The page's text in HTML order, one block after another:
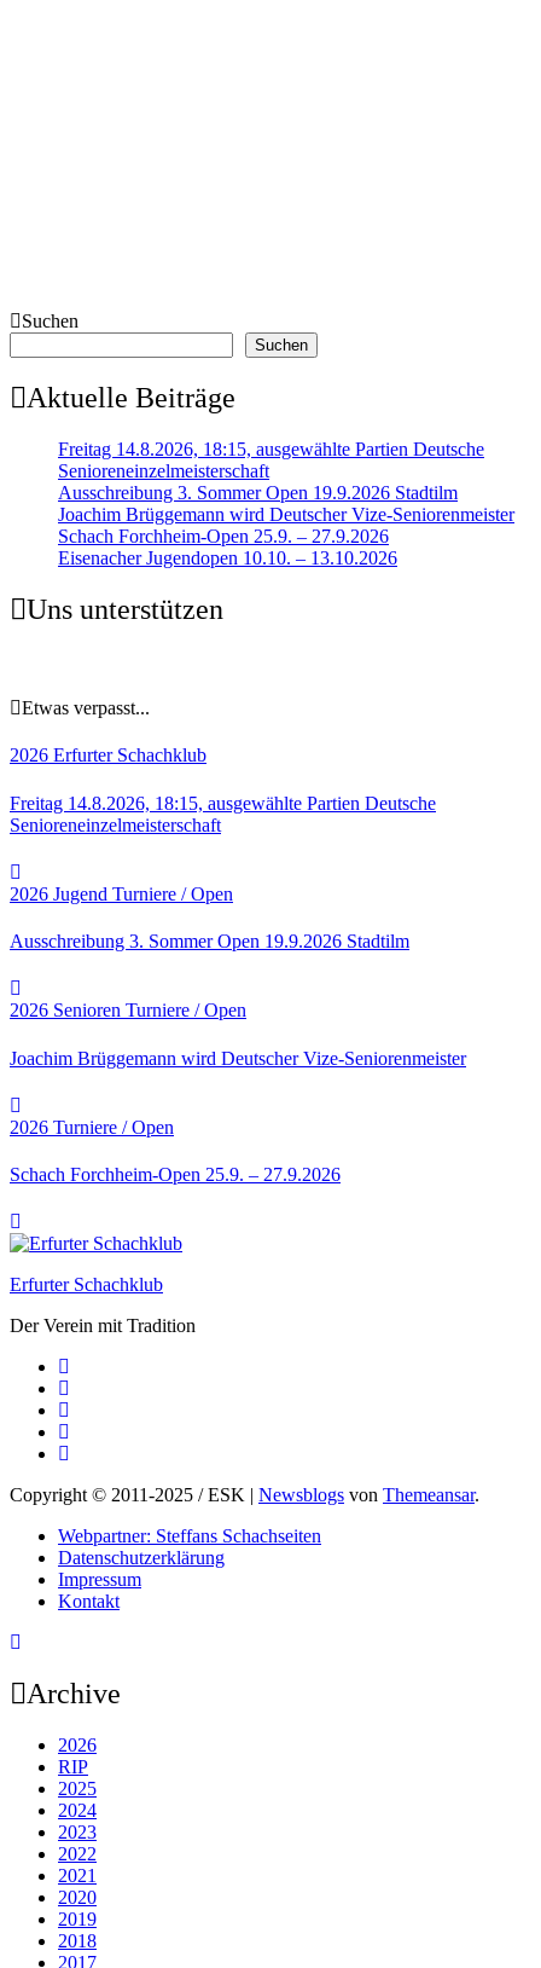
Suchen
Suchen
Aktuelle Beiträge
Freitag 14.8.2026, 18:15, ausgewählte Partien Deutsche
Senioreneinzelmeisterschaft
Ausschreibung 3. Sommer Open 19.9.2026 Stadtilm
Joachim Brüggemann wird Deutscher Vize-Seniorenmeister
Schach Forchheim-Open 25.9. – 27.9.2026
Eisenacher Jugendopen 10.10. – 13.10.2026
Uns unterstützen
Etwas verpasst...
2026 Erfurter Schachklub
Freitag 14.8.2026, 18:15, ausgewählte Partien Deutsche
Senioreneinzelmeisterschaft
2026 Jugend Turniere / Open
Ausschreibung 3. Sommer Open 19.9.2026 Stadtilm
2026 Senioren Turniere / Open
Joachim Brüggemann wird Deutscher Vize-Seniorenmeister
2026 Turniere / Open
Schach Forchheim-Open 25.9. – 27.9.2026
Erfurter Schachklub
Der Verein mit Tradition
Copyright © 2011-2025 / ESK Newsblogs von Themeansar.
Webpartner: Steffans Schachseiten
Datenschutzerklärung
Impressum
Kontakt
Archive
2026
RIP
2025
2024
2023
2022
2021
2020
2019
2018
2017